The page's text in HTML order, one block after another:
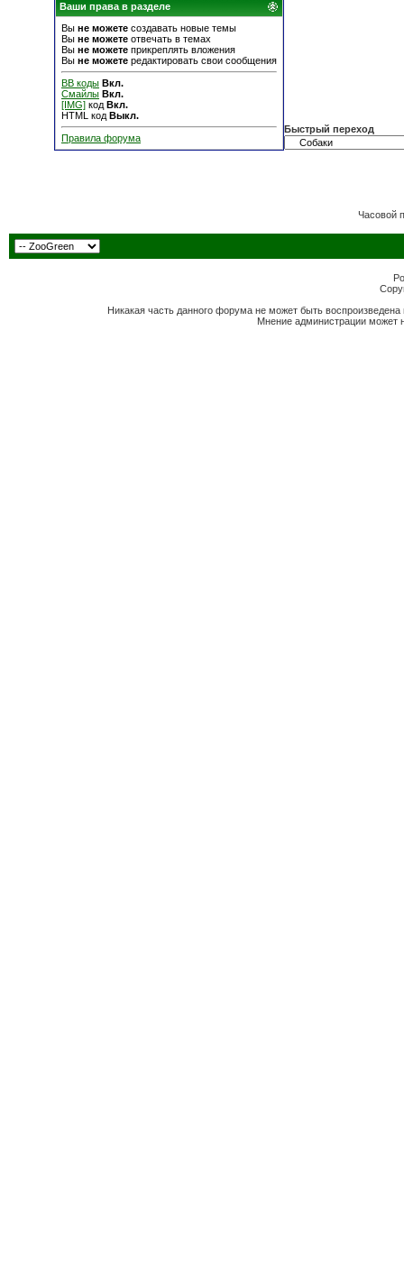
Ваши права в разделе
Вы не можете создавать новые темы
Вы не можете отвечать в темах
Вы не можете прикреплять вложения
Вы не можете редактировать свои сообщения
BB коды Вкл.
Смайлы Вкл.
[IMG] код Вкл.
HTML код Выкл.
Правила форума
Быстрый переход
Часовой
Никакая часть данного форума не может быть
Мнение администрации может